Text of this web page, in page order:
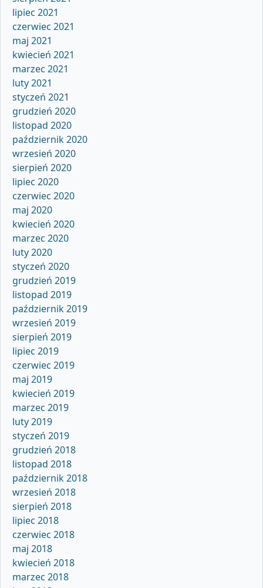
lipiec 2021
czerwiec 2021
maj 2021
kwiecień 2021
marzec 2021
luty 2021
styczeń 2021
grudzień 2020
listopad 2020
październik 2020
wrzesień 2020
sierpień 2020
lipiec 2020
czerwiec 2020
maj 2020
kwiecień 2020
marzec 2020
luty 2020
styczeń 2020
grudzień 2019
listopad 2019
październik 2019
wrzesień 2019
sierpień 2019
lipiec 2019
czerwiec 2019
maj 2019
kwiecień 2019
marzec 2019
luty 2019
styczeń 2019
grudzień 2018
listopad 2018
październik 2018
wrzesień 2018
sierpień 2018
lipiec 2018
czerwiec 2018
maj 2018
kwiecień 2018
marzec 2018